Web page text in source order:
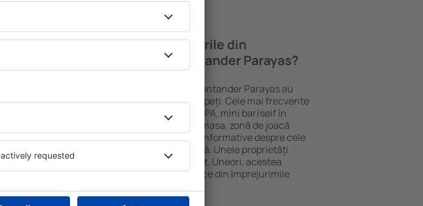
Ce facilități voi găsi în hotelurile din
apropierea aeroportului Santander Parayas?
Hotelurile din apropierea aeroportului Santander Parayas au
diferite standarde și facilități pentru oaspeți. Cele mai frecvente
sunt Wi-Fi gratuit, zone de wellness cu SPA, mini bar/seif în
cameră, centru comercial, zonă de luat masa, zonă de joacă
pentru copii, parcare gratuită și broșuri informative despre cele
mai interesante atracții turistice din zonă. Unele proprietăți
includ și transferul de la și către aeroport. Uneori, acestea
încurajează vizitarea obiectivelor turistice din ȋmprejurimile